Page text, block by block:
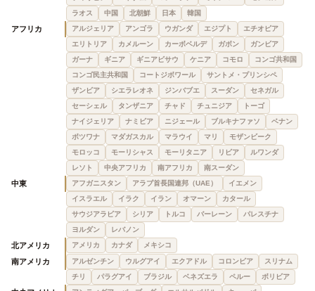
ラオス
中国 北朝鮮 日本 韓国
アフリカ アルジェリア アンゴラ ウガンダ エジプト
エチオピア
エリトリア
カメルーン カーボベルデ ガボン
ガンビア
ガーナ
ギニア ギニアビサウ ケニア コモロ
コンゴ共和国
コンゴ民主共和国
コートジボワール
サントメ・プリンシペ
ザンビア
シエラレオネ ジンバブエ スーダン
セネガル
セーシェル
タンザニア チャド チュニジア
トーゴ
ナイジェリア
ナミビア ニジェール ブルキナファソ
ベナン
ボツワナ
マダガスカル マラウイ マリ
モザンビーク
モロッコ
モーリシャス モーリタニア リビア
ルワンダ
レソト
中央アフリカ 南アフリカ 南スーダン
中東 アフガニスタン アラブ首長国連邦（UAE）
イエメン
イスラエル
イラク イラン オマーン
カタール
サウジアラビア
シリア トルコ バーレーン
パレスチナ
ヨルダン
レバノン
北アメリカ アメリカ カナダ メキシコ
南アメリカ アルゼンチン ウルグアイ エクアドル コロンビア
スリナム
チリ
パラグアイ ブラジル ベネズエラ ペルー ボリビア